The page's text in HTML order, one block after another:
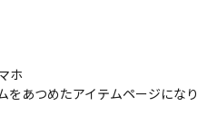
ホ
をあつめたアイテムページになり